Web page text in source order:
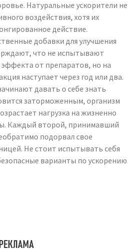
Натуральные ускорители не
воздействия, хотя их
действие.
добавки для улучшения
что не испытывают
от препаратов, но на
наступает через год или два.
давать о себе знать
заторможенным, организм
нагрузка на жизненно
Каждый второй, принимавший
подорвал свое
Не стоит испытывать себя
варианты по ускорению